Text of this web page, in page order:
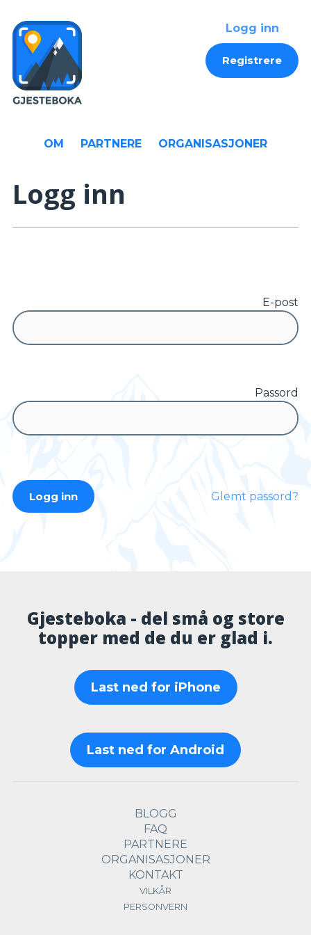
Logg inn
Registrere
OM PARTNERE ORGANISASJONER
Logg inn
E-post
Passord
Glemt passord?
Gjesteboka - del små og store
topper med de du er glad i.
Last ned for iPhone
Last ned for Android
BLOGG
FAQ
PARTNERE
ORGANISASJONER
KONTAKT
VILKÅR
PERSONVERN